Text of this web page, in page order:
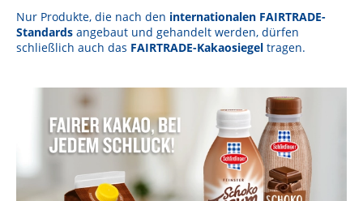
Verantwortungsvoller Milchgenuss
Fairer Kakao bei Schärdinger
Upcycling mit Schärdinger
Über Schärdinger
Geschichte
Molkerei Märkte
Nur Produkte, die nach den internationalen FAIRTRADE-
Standards angebaut und gehandelt werden, dürfen
schließlich auch das FAIRTRADE-Kakaosiegel tragen.